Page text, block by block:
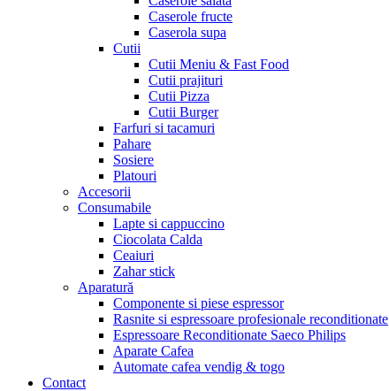
Caserole fructe
Caserola supa
Cutii
Cutii Meniu & Fast Food
Cutii prajituri
Cutii Pizza
Cutii Burger
Farfuri si tacamuri
Pahare
Sosiere
Platouri
Accesorii
Consumabile
Lapte si cappuccino
Ciocolata Calda
Ceaiuri
Zahar stick
Aparatură
Componente si piese espressor
Rasnite si espressoare profesionale reconditionate
Espressoare Reconditionate Saeco Philips
Aparate Cafea
Automate cafea vendig & togo
Contact